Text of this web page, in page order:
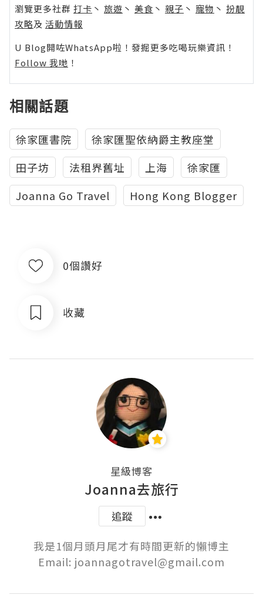
瀏覽更多社群 打卡 丶 旅遊 丶 美食 丶 親子 丶 寵物 丶 扮靚
攻略及 活動情報
U Blog開咗WhatsApp啦！發掘更多吃喝玩樂資訊！
Follow 我哋 ！
相關話題
徐家匯書院
徐家匯聖依納爵主教座堂
田子坊
法租界舊址 上海
徐家匯
Joanna Go Travel
Hong Kong Blogger
0個讚好
收藏
星級博客
Joanna去旅行
追蹤
我是1個月頭月尾才有時間更新的懶博主
Email: joannagotravel@gmail.com